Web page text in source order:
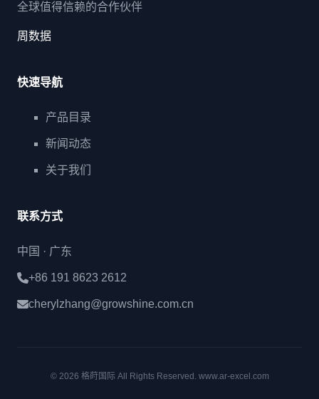
全球值得信赖的合作伙伴
周数据
快速导航
产品目录
新闻动态
关于我们
联系方式
中国 · 广东
+86 191 8623 2612
cherylzhang@growshine.com.cn
© 2026 格莳国际 All Rights Reserved. www.ar-excel.com